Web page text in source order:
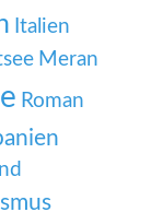
Italien
Meran
Roman